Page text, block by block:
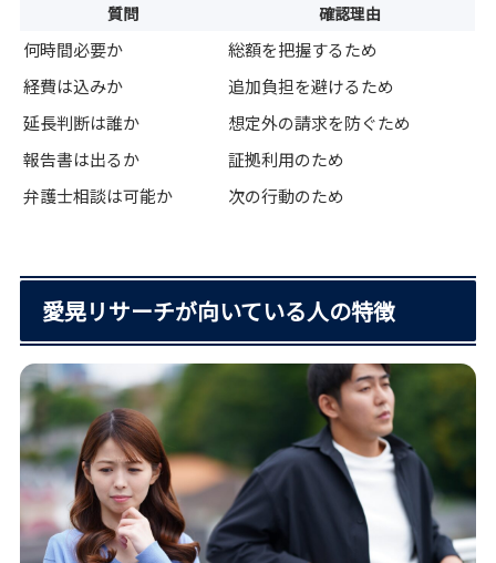
質問 確認理由
何時間必要か
総額を把握するため
経費は込みか
追加負担を避けるため
延長判断は誰か
想定外の請求を防ぐため
報告書は出るか
証拠利用のため
弁護士相談は可能か
次の行動のため
愛晃リサーチが向いている人の特徴